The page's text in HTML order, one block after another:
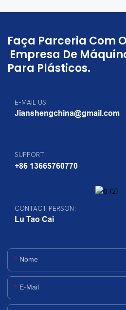
Faça Parceria Com
Empresa De
Para Plásticos.
E-MAIL US
Jianshengchina@gmail.com
SUPPORT
+86 13665760770
CONTACT PERSON:
Lu Tao Cai
Nome
E-Mail